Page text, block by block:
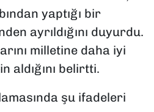
yaptığı bir
ayrıldığını duyurdu.
milletine daha iyi
aldığını belirtti.
şu ifadeleri